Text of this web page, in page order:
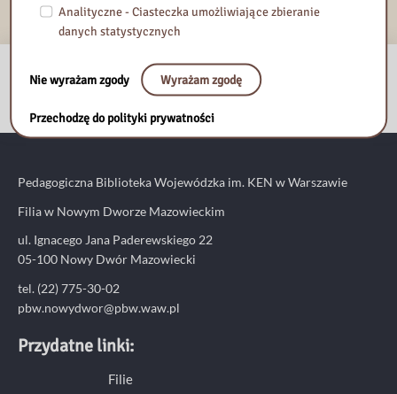
Pedagogiczna Biblioteka Wojewódzka im. KEN w Warszawie
Filia w Nowym Dworze Mazowieckim
ul. Ignacego Jana Paderewskiego 22
05-100 Nowy Dwór Mazowiecki
tel. (22) 775-30-02
pbw.nowydwor@pbw.waw.pl
Przydatne linki:
Filie
Analityczne - Ciasteczka umożliwiające zbieranie
danych statystycznych
Nie wyrażam zgody Wyrażam zgodę
Przechodzę do polityki prywatności